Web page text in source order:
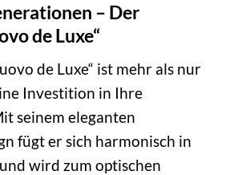
– Der
de Luxe“
de Luxe“ ist mehr als nur
Investition in Ihre
seinem eleganten
fügt er sich harmonisch in
wird zum optischen